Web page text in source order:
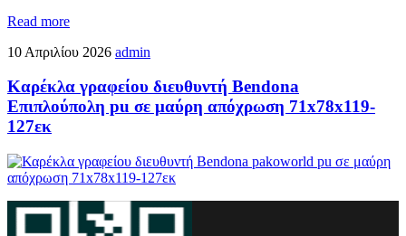
Read more
10 Απριλίου 2026 admin
Καρέκλα γραφείου διευθυντή Bendona
Επιπλούπολη pu σε μαύρη απόχρωση 71x78x119-
127εκ